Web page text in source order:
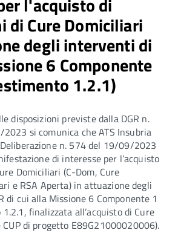
di Cure Domiciliari
degli interventi di
6 Componente
1.2.1)
disposizioni previste dalla DGR n.
si comunica che ATS Insubria
n. 574 del 19/09/2023
di interesse per l’acquisto
Domiciliari (C-Dom, Cure
e RSA Aperta) in attuazione degli
di cui alla Missione 6 Componente 1
finalizzata all’acquisto di Cure
di progetto E89G21000020006).